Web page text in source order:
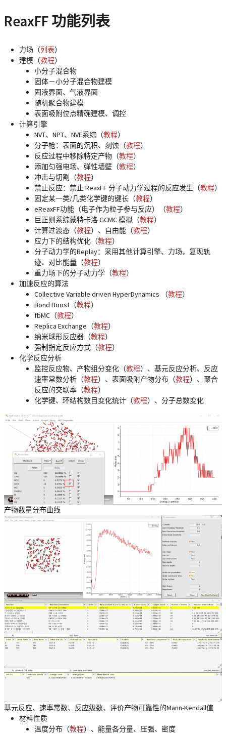
ReaxFF 功能列表
力场（列表）
建模（教程）
小分子混合物
固体－小分子混合物建模
固液界面、气液界面
随机聚合物建模
表面吸附位点精确建模、调控
计算引擎
NVT、NPT、NVE系综（教程）
分子枪：表面的沉积、刻蚀（教程）
反应过程中移除特定产物（教程）
添加匀强电场、弹性墙壁（教程）
冲击与切割（教程）
禁止反应：禁止 ReaxFF 分子动力学过程的反应发生（教程）
固定某一类/几类化学键的键长（教程）
eReaxFF功能（电子作为粒子参与反应）（教程）
巨正则系综蒙特卡洛 GCMC 模拟（教程）
计算过渡态（教程）、自由能（教程）
应力下的结构优化（教程）
分子动力学的Replay：采用其他计算引擎、力场，复现轨
迹、对比能量（教程）
重力场下的分子动力学（教程）
加速反应的算法
Collective Variable driven HyperDynamics （教程）
Bond Boost（教程）
fbMC（教程）
Replica Exchange（教程）
纳米球形反应器（教程）
强制指定反应方式（教程）
化学反应分析
监控反应物、产物组分变化 （教程）、基元反应分析、反应
速率常数分析（教程）、表面吸附产物分布（教程）、聚合
反应的交联率（教程）
化学键、环结构数目变化统计（教程）、分子总数变化
产物数量分布曲线
基元反应、速率常数、反应级数、评价产物可靠性的Mann-Kendall值
材料性质
温度分布（教程）、能量各分量、压强、密度